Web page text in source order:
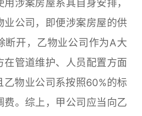
涉案房屋系其自身安排，
业公司，即便涉案房屋的供
断开，乙物业公司作为A大
在管道维护、人员配置方面
乙物业公司系按照60%的标
费。综上，甲公司应当向乙